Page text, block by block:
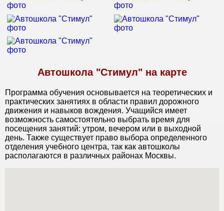
Автошкола "Стимул" на карте
Программа обучения основывается на теоретических и
практических занятиях в области правил дорожного
движения и навыков вождения. Учащийся имеет
возможность самостоятельно выбрать время для
посещения занятий: утром, вечером или в выходной
день. Также существует право выбора определенного
отделения учебного центра, так как автошколы
располагаются в различных районах Москвы.